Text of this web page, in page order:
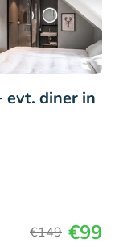
evt. diner in
€149 €99